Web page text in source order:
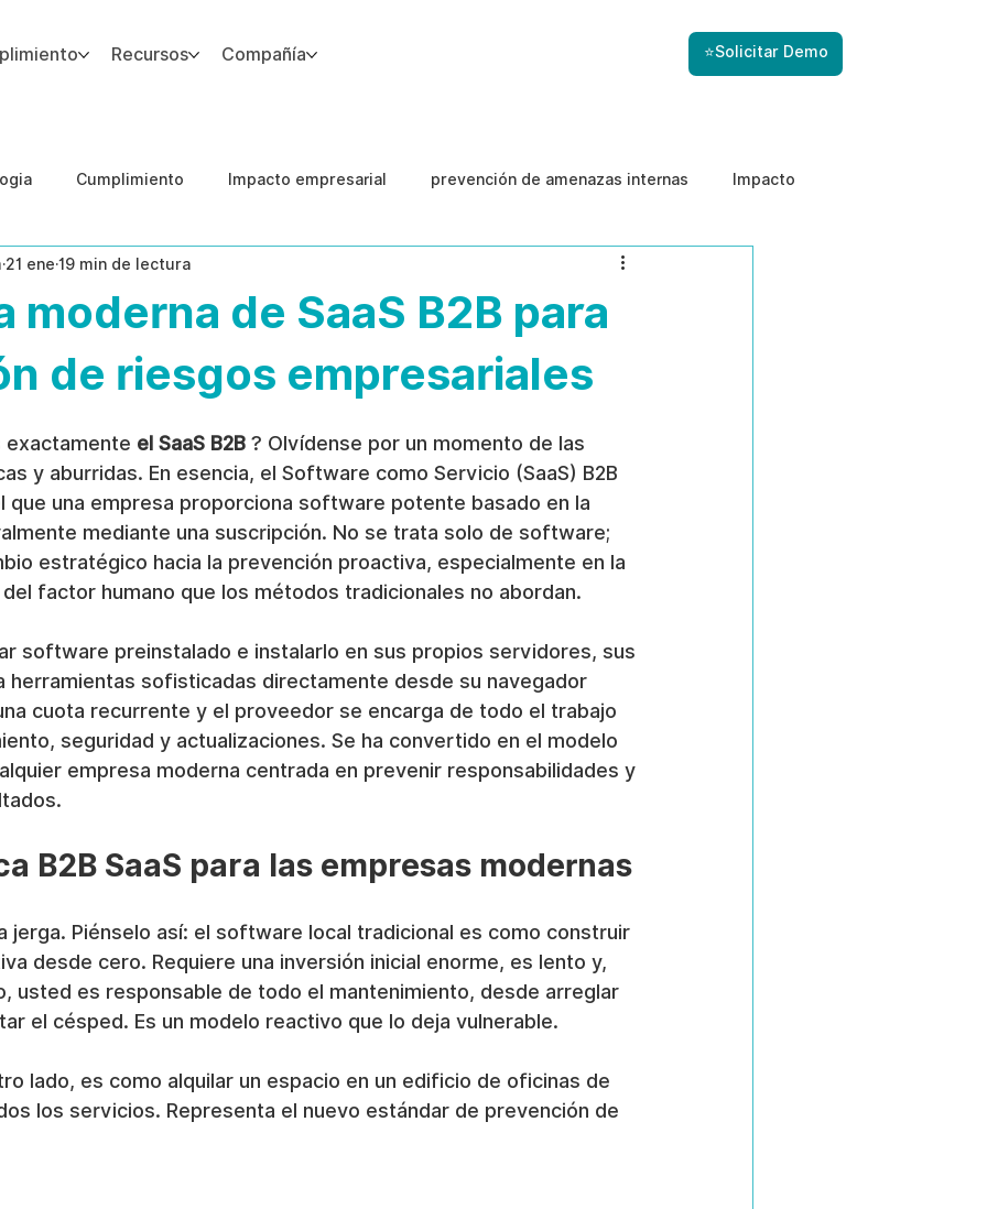
Recursos Compañía ⭐Solicitar Demo
Cumplimiento Impacto empresarial prevención de amenazas internas Impacto
IA Integridad del Capital Humano
moderna de SaaS B2B para
de riesgos empresariales
21 ene 19 min de lectura
exactamente el SaaS B2B ? Olvídense por un momento de las
y aburridas. En esencia, el Software como Servicio (SaaS) B2B
que una empresa proporciona software potente basado en la
mediante una suscripción. No se trata solo de software;
estratégico hacia la prevención proactiva, especialmente en la
factor humano que los métodos tradicionales no abordan.
software preinstalado e instalarlo en sus propios servidores, sus
herramientas sofisticadas directamente desde su navegador
cuota recurrente y el proveedor se encarga de todo el trabajo
seguridad y actualizaciones. Se ha convertido en el modelo
empresa moderna centrada en prevenir responsabilidades y
B2B SaaS para las empresas modernas
jerga. Piénselo así: el software local tradicional es como construir
desde cero. Requiere una inversión inicial enorme, es lento y,
usted es responsable de todo el mantenimiento, desde arreglar
el césped. Es un modelo reactivo que lo deja vulnerable.
lado, es como alquilar un espacio en un edificio de oficinas de
los servicios. Representa el nuevo estándar de prevención de